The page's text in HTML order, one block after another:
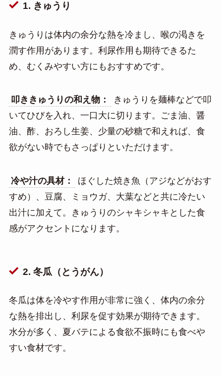
1. きゅうり
きゅうりは体内の余分な熱を冷まし、喉の渇きを
潤す作用があります。利尿作用も期待できるた
め、むくみやすい方にもおすすめです。
叩ききゅうりの和え物：
きゅうりを麺棒などで叩
いてひびを入れ、一口大に切ります。ごま油、醤
油、酢、おろし生姜、少量の砂糖で和えれば、食
欲がない時でもさっぱりといただけます。
冷や汁の具材：
ほぐした焼き魚（アジなどがおす
すめ）、豆腐、ミョウガ、大葉などと共に冷たい
出汁に加えて。きゅうりのシャキシャキとした食
感がアクセントになります。
2. 冬瓜（とうがん）
冬瓜は体を冷やす作用が非常に強く、体内の余分
な熱を排出し、利尿を促す効果が期待できます。
水分が多く、夏バテによる食欲不振時にも食べや
すい食材です。